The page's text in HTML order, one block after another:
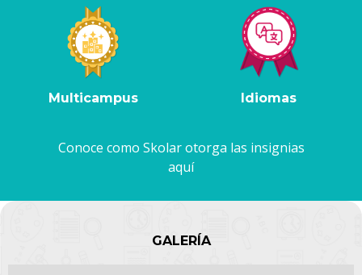
Multicampus Idiomas
Conoce como Skolar otorga las insignias
aquí
GALERÍA